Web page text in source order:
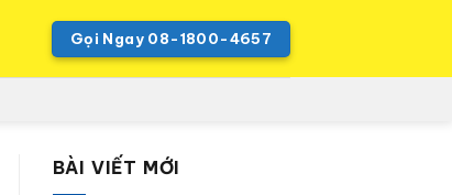
Gọi Ngay 08-1800-4657
BÀI VIẾT MỚI